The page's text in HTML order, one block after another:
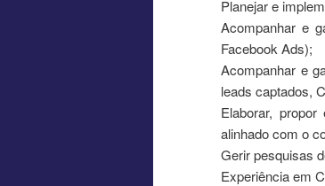
Planejar e
Acompanhar e
Facebook Ads);
Acompanhar e
leads captados,
Elaborar,
alinhado com o
Gerir pesquisas
Experiência em